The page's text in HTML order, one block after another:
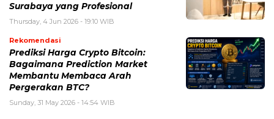
Surabaya yang Profesional
Thursday, 4 Jun 2026 - 19:10 WIB
Rekomendasi
Prediksi Harga Crypto Bitcoin:
Bagaimana Prediction Market
Membantu Membaca Arah
Pergerakan BTC?
Sunday, 31 May 2026 - 14:54 WIB